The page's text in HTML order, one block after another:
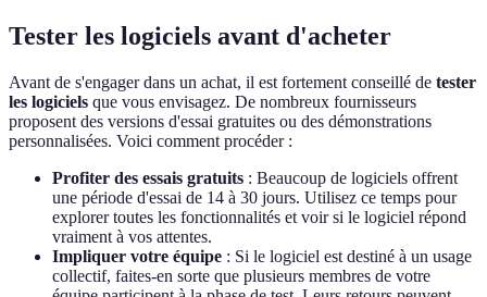
Tester les logiciels avant d'acheter
Avant de s'engager dans un achat, il est fortement conseillé de tester
les logiciels que vous envisagez. De nombreux fournisseurs
proposent des versions d'essai gratuites ou des démonstrations
personnalisées. Voici comment procéder :
Profiter des essais gratuits : Beaucoup de logiciels offrent
une période d'essai de 14 à 30 jours. Utilisez ce temps pour
explorer toutes les fonctionnalités et voir si le logiciel répond
vraiment à vos attentes.
Impliquer votre équipe : Si le logiciel est destiné à un usage
collectif, faites-en sorte que plusieurs membres de votre